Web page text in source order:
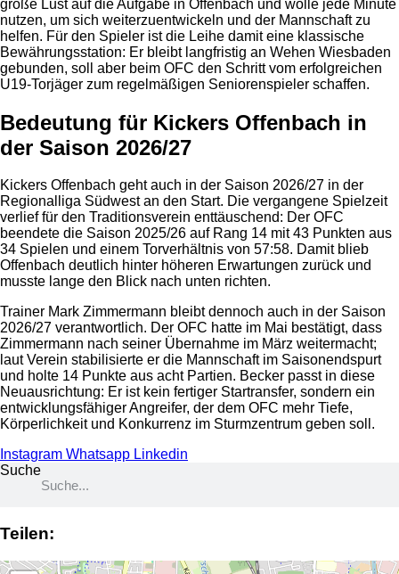
große Lust auf die Aufgabe in Offenbach und wolle jede Minute
nutzen, um sich weiterzuentwickeln und der Mannschaft zu
helfen. Für den Spieler ist die Leihe damit eine klassische
Bewährungsstation: Er bleibt langfristig an Wehen Wiesbaden
gebunden, soll aber beim OFC den Schritt vom erfolgreichen
U19-Torjäger zum regelmäßigen Seniorenspieler schaffen.
Bedeutung für Kickers Offenbach in
der Saison 2026/27
Kickers Offenbach geht auch in der Saison 2026/27 in der
Regionalliga Südwest an den Start. Die vergangene Spielzeit
verlief für den Traditionsverein enttäuschend: Der OFC
beendete die Saison 2025/26 auf Rang 14 mit 43 Punkten aus
34 Spielen und einem Torverhältnis von 57:58. Damit blieb
Offenbach deutlich hinter höheren Erwartungen zurück und
musste lange den Blick nach unten richten.
Trainer Mark Zimmermann bleibt dennoch auch in der Saison
2026/27 verantwortlich. Der OFC hatte im Mai bestätigt, dass
Zimmermann nach seiner Übernahme im März weitermacht;
laut Verein stabilisierte er die Mannschaft im Saisonendspurt
und holte 14 Punkte aus acht Partien. Becker passt in diese
Neuausrichtung: Er ist kein fertiger Startransfer, sondern ein
entwicklungsfähiger Angreifer, der dem OFC mehr Tiefe,
Körperlichkeit und Konkurrenz im Sturmzentrum geben soll.
Instagram Whatsapp Linkedin
Suche
Teilen: